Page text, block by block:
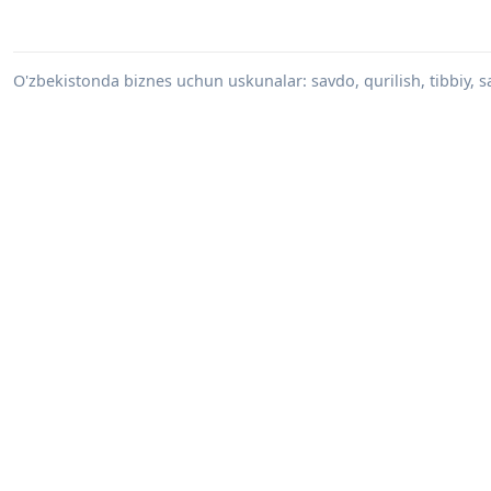
O'zbekistonda biznes uchun uskunalar: savdo, qurilish, tibbiy,